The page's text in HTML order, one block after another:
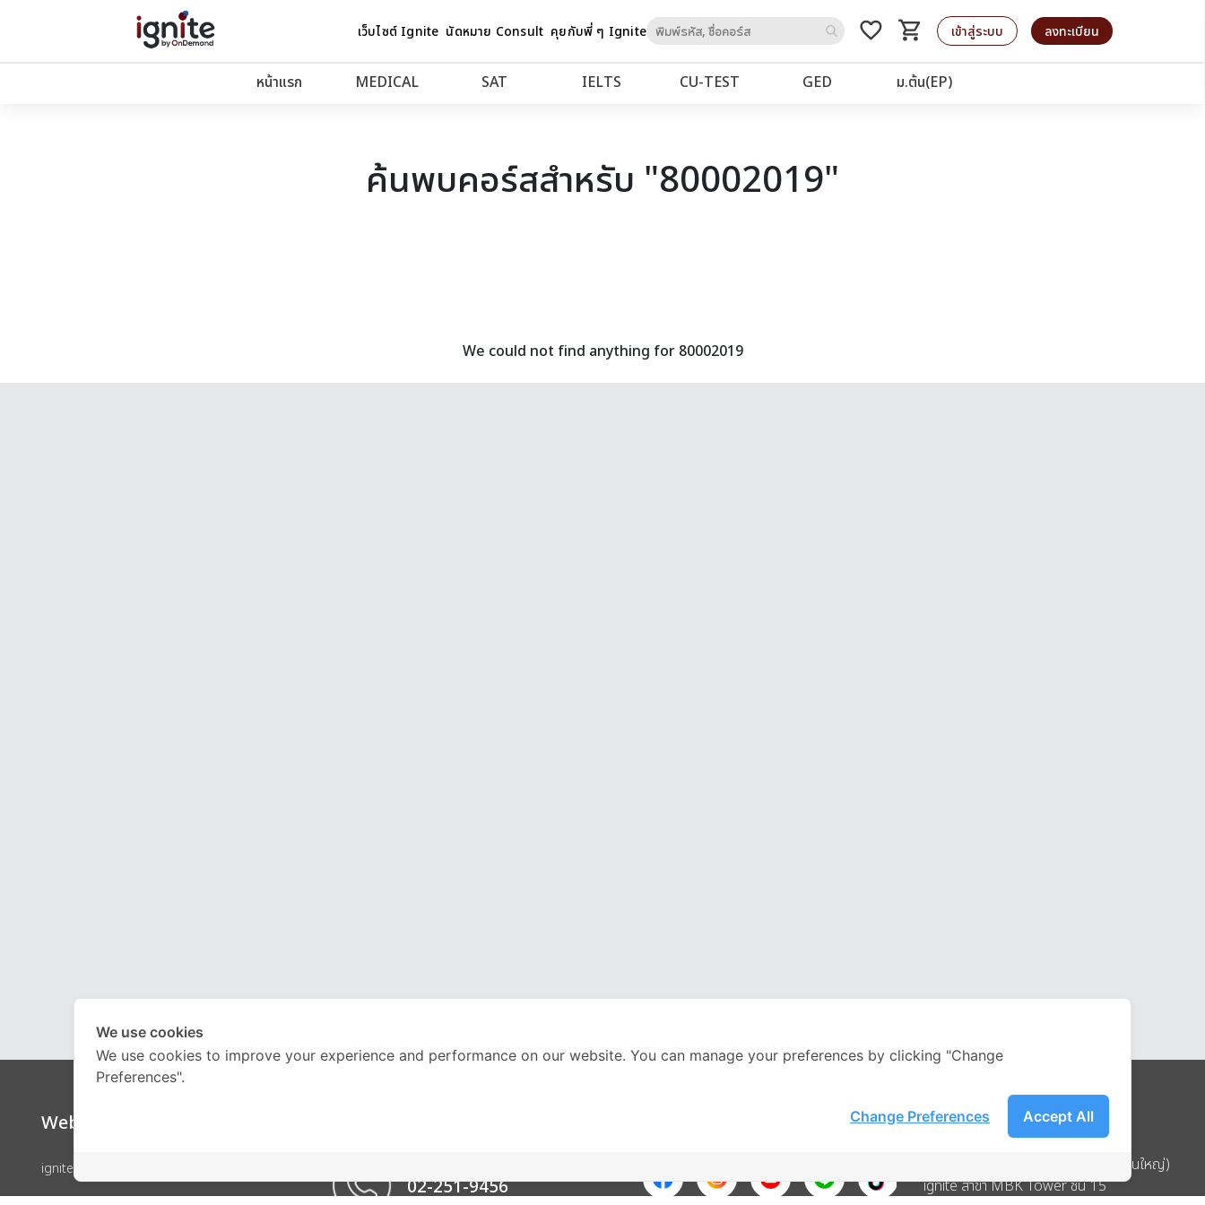
เว็บไซต์ Ignite นัดหมาย Consult คุยกับพี่ ๆ Igniteto
favorite_border shopping_cart
รถเข็น เข้าสู่ระบบ ลงทะเบียน
หน้าแรก MEDICAL SAT IELTS CU‑TEST GED ม.ต้น(EP)
ค้นพบคอร์สสำหรับ "80002019"
We could not find anything for 80002019
Website
ignite by OnDemand
02-251-9456
Address
บริษัท อิกไนท์ เอ สตาร์ จำกัด (สำนักงานใหญ่)
ignite สาขา MBK Tower ชั้น 15
We use cookies
We use cookies to improve your experience and performance on our website. You can manage your preferences by clicking "Change
Preferences".
Accept All
Change Preferences